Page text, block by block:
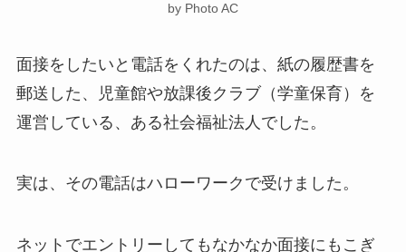
by Photo AC
面接をしたいと電話をくれたのは、紙の履歴書を
郵送した、児童館や放課後クラブ（学童保育）を
運営している、ある社会福祉法人でした。
実は、その電話はハローワークで受けました。
ネットでエントリーしてもなかなか面接にもこぎ